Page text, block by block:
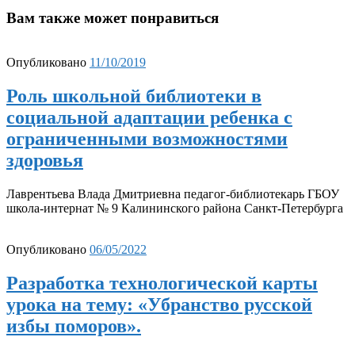
Вам также может понравиться
Опубликовано 11/10/2019
Роль школьной библиотеки в
социальной адаптации ребенка с
ограниченными возможностями
здоровья
Лаврентьева Влада Дмитриевна педагог-библиотекарь ГБОУ
школа-интернат № 9 Калининского района Санкт-Петербурга
Опубликовано 06/05/2022
Разработка технологической карты
урока на тему: «Убранство русской
избы поморов».